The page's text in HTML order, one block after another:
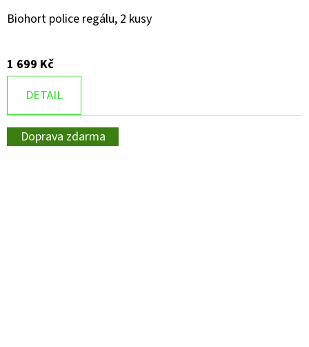
Biohort police regálu, 2 kusy
1 699 Kč
DETAIL
Doprava zdarma